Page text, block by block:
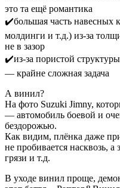
это та ещё романтика
✔️большая часть навесных
молдинги и т.д.) из-за
не в зазор
✔️из-за пористой
— крайне сложная задача
А винил?
На фото Suzuki Jimny,
— автомобиль боевой и
бездорожью.
Как видим, плёнка даже
не пробивается насквозь,
грязи и т.д.
В уходе винил проще,